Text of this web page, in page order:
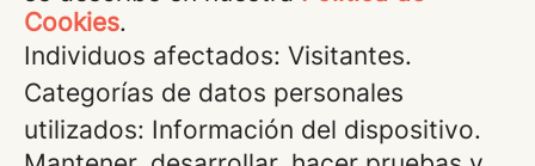
Cookies.
Individuos afectados: Visitantes.
Categorías de datos personales
utilizados: Información del dispositivo.